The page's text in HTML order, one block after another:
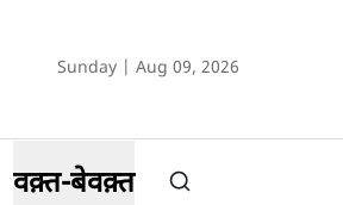
Sunday | Aug 09, 2026
वक़्त-बेवक़्त